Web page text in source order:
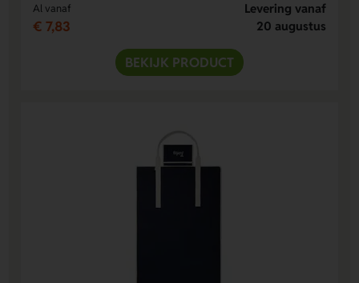
Al vanaf
€ 7,83
Levering vanaf
20 augustus
BEKIJK PRODUCT